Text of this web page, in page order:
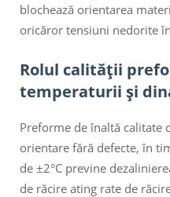
blochează orientarea
oricăror tensiuni nedorite
Rolul calității
temperaturii și
Preforme de înaltă
orientare fără defecte, în
de ±2°C previne
de răcire ating rate de